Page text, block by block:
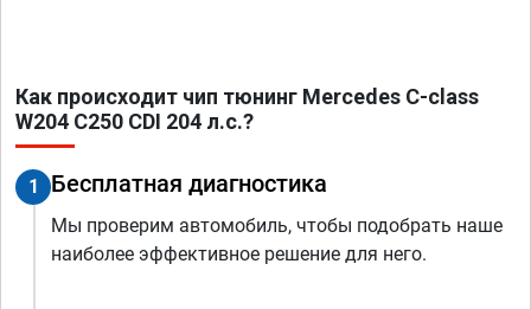
Как происходит чип тюнинг Mercedes C-class
W204 C250 CDI 204 л.с.?
1 Бесплатная диагностика
Мы проверим автомобиль, чтобы подобрать наше
наиболее эффективное решение для него.